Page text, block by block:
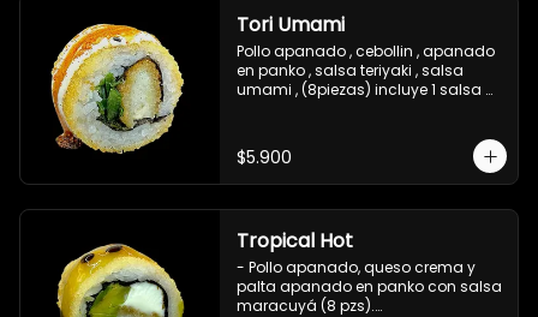
Tori Umami
Pollo apanado , cebollin , apanado
en panko , salsa teriyaki , salsa
umami , (8piezas) incluye 1 salsa
$5.900
Tropical Hot
- Pollo apanado, queso crema y
palta apanado en panko con salsa
maracuyá (8 pzs).